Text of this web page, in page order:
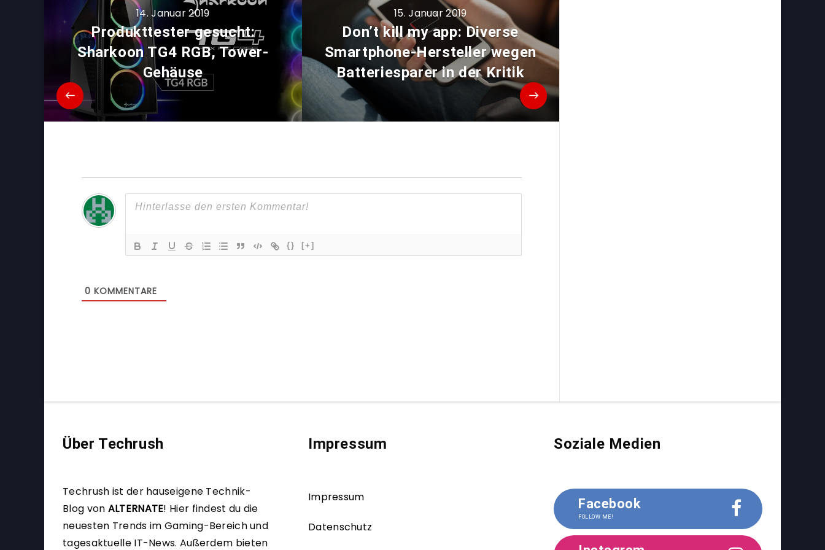
14. Januar 2019
Produkttester gesucht:
Sharkoon TG4 RGB, Tower-
Gehäuse
15. Januar 2019
Don’t kill my app: Diverse
Smartphone-Hersteller wegen
Batteriesparer in der Kritik
{} [+]
0 KOMMENTARE
Über Techrush
Techrush ist der hauseigene Technik-
Blog von ALTERNATE! Hier findest du die
neuesten Trends im Gaming-Bereich und
tagesaktuelle IT-News. Außerdem bieten
Impressum
Impressum
Datenschutz
Soziale Medien
Facebook
FOLLOW ME!